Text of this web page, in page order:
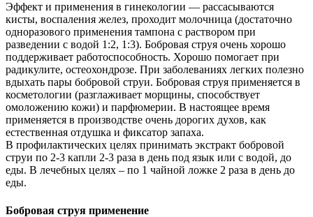
Эффект и применения в гинекологии — рассасываются
кисты, воспаления желез, проходит молочница (достаточно
одноразового применения тампона с раствором при
разведении с водой 1:2, 1:3). Бобровая струя очень хорошо
поддерживает работоспособность. Хорошо помогает при
радикулите, остеохондрозе. При заболеваниях легких полезно
вдыхать пары бобровой струи. Бобровая струя применяется в
косметологии (разглаживает морщины, способствует
омоложению кожи) и парфюмерии. В настоящее время
применяется в производстве очень дорогих духов, как
естественная отдушка и фиксатор запаха.
В профилактических целях принимать экстракт бобровой
струи по 2-3 капли 2-3 раза в день под язык или с водой, до
еды. В лечебных целях – по 1 чайной ложке 2 раза в день до
еды.
Бобровая струя применение